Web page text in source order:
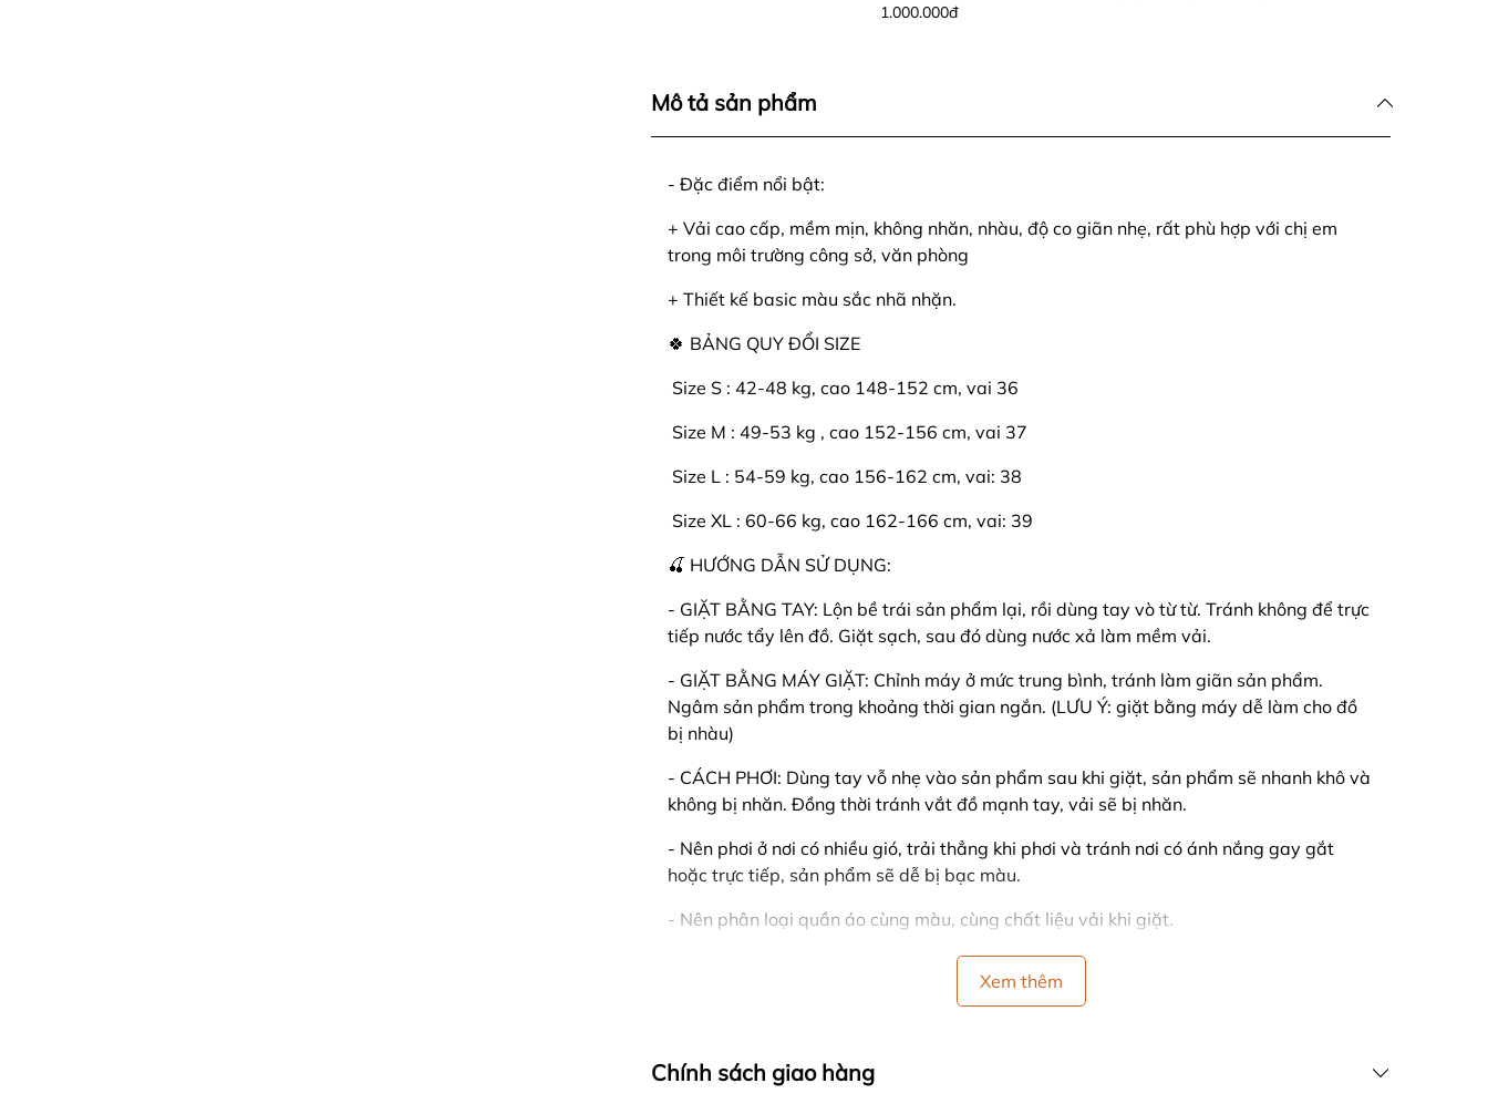
1.000.000đ
Mô tả sản phẩm
- Đặc điểm nổi bật:
+ Vải cao cấp, mềm mịn, không nhăn, nhàu, độ co giãn nhẹ, rất phù hợp với chị em
trong môi trường công sở, văn phòng
+ Thiết kế basic màu sắc nhã nhặn.
🍀 BẢNG QUY ĐỔI SIZE
️ Size S : 42-48 kg, cao 148-152 cm, vai 36
️ Size M : 49-53 kg , cao 152-156 cm, vai 37
️ Size L : 54-59 kg, cao 156-162 cm, vai: 38
️ Size XL : 60-66 kg, cao 162-166 cm, vai: 39
🍒 HƯỚNG DẪN SỬ DỤNG:
- GIẶT BẰNG TAY: Lộn bề trái sản phẩm lại, rồi dùng tay vò từ từ. Tránh không để trực
tiếp nước tẩy lên đồ. Giặt sạch, sau đó dùng nước xả làm mềm vải.
- GIẶT BẰNG MÁY GIẶT: Chỉnh máy ở mức trung bình, tránh làm giãn sản phẩm.
Ngâm sản phẩm trong khoảng thời gian ngắn. (LƯU Ý: giặt bằng máy dễ làm cho đồ
bị nhàu)
- CÁCH PHƠI: Dùng tay vỗ nhẹ vào sản phẩm sau khi giặt, sản phẩm sẽ nhanh khô và
không bị nhăn. Đồng thời tránh vắt đồ mạnh tay, vải sẽ bị nhăn.
- Nên phơi ở nơi có nhiều gió, trải thẳng khi phơi và tránh nơi có ánh nắng gay gắt
hoặc trực tiếp, sản phẩm sẽ dễ bị bạc màu.
- Nên phân loại quần áo cùng màu, cùng chất liệu vải khi giặt.
Xem thêm
Chính sách giao hàng